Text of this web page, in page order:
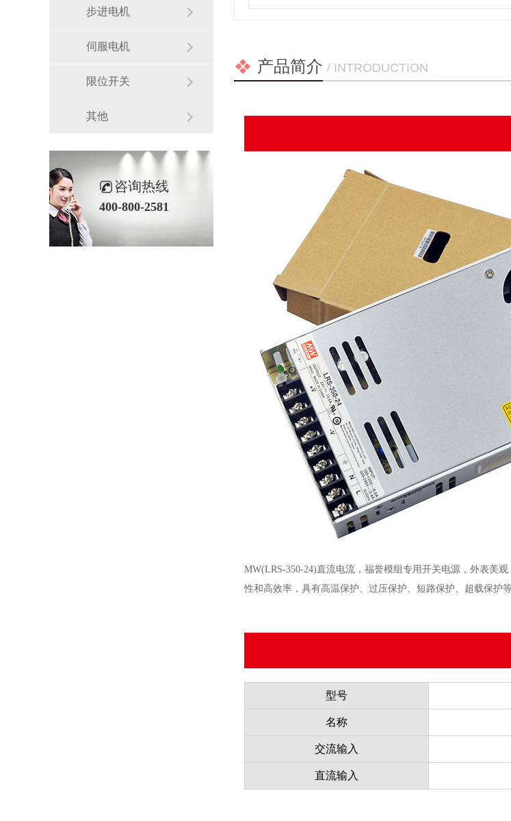
步进电机
伺服电机
限位开关
其他
咨询热线
400-800-2581
产品简介 / INTRODUCTION
MW(LRS-350-24)直流电流，福誉模组专用开关电源，外表美
性和高效率，具有高温保护、过压保护、短路保护、超载保护等
型号
名称
交流输入
直流输入